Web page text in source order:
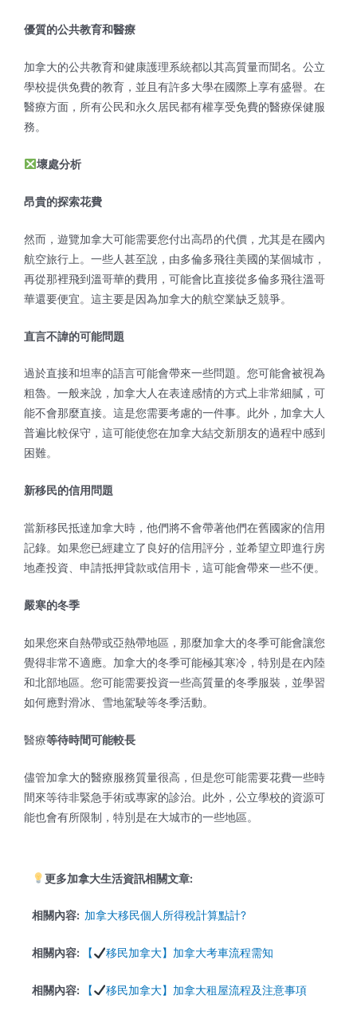
優質的公共教育和醫療
加拿大的公共教育和健康護理系統都以其高質量而聞名。公立
學校提供免費的教育，並且有許多大學在國際上享有盛譽。在
醫療方面，所有公民和永久居民都有權享受免費的醫療保健服
務。
壞處分析
昂貴的探索花費
然而，遊覽加拿大可能需要您付出高昂的代價，尤其是在國內
航空旅行上。一些人甚至說，由多倫多飛往美國的某個城市，
再從那裡飛到溫哥華的費用，可能會比直接從多倫多飛往溫哥
華還要便宜。這主要是因為加拿大的航空業缺乏競爭。
直言不諱的可能問題
過於直接和坦率的語言可能會帶來一些問題。您可能會被視為
粗魯。一般来說，加拿大人在表達感情的方式上非常細膩，可
能不會那麼直接。這是您需要考慮的一件事。此外，加拿大人
普遍比較保守，這可能使您在加拿大結交新朋友的過程中感到
困難。
新移民的信用問題
當新移民抵達加拿大時，他們將不會帶著他們在舊國家的信用
記錄。如果您已經建立了良好的信用評分，並希望立即進行房
地產投資、申請抵押貸款或信用卡，這可能會帶來一些不便。
嚴寒的冬季
如果您來自熱帶或亞熱帶地區，那麼加拿大的冬季可能會讓您
覺得非常不適應。加拿大的冬季可能極其寒冷，特別是在內陸
和北部地區。您可能需要投資一些高質量的冬季服裝，並學習
如何應對滑冰、雪地駕駛等冬季活動。
醫療等待時間可能較長
儘管加拿大的醫療服務質量很高，但是您可能需要花費一些時
間來等待非緊急手術或專家的診治。此外，公立學校的資源可
能也會有所限制，特別是在大城市的一些地區。
更多加拿大生活資訊相關文章:
相關內容: 加拿大移民個人所得稅計算點計?
相關內容: 【 移民加拿大】加拿大考車流程需知
相關內容: 【 移民加拿大】加拿大租屋流程及注意事項